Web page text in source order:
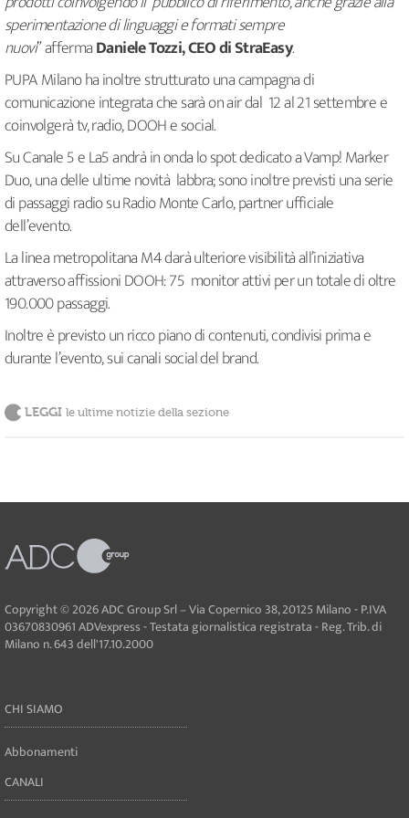
sperimentazione di linguaggi e formati sempre
nuovi”affermaDaniele Tozzi, CEO di StraEasy.
PUPA Milano ha inoltre strutturato una campagna di
comunicazione integrata che sarà on air dal 12 al 21 settembre e
coinvolgerà tv, radio, DOOH e social.
Su Canale 5 e La5 andrà in onda lo spot dedicato a Vamp! Marker
Duo, una delle ultime novità labbra; sono inoltre previsti una serie
di passaggi radio su Radio Monte Carlo, partner ufficiale
dell’evento.
La linea metropolitana M4 darà ulteriore visibilità all’iniziativa
attraverso affissioni DOOH: 75 monitor attivi per un totale di oltre
190.000 passaggi.
Inoltre è previsto un ricco piano di contenuti, condivisi prima e
durante l’evento, sui canali social del brand.
LEGGI le ultime notizie della sezione
Copyright © 2026 ADC Group Srl – Via Copernico 38, 20125 Milano - P.IVA
03670830961 ADVexpress - Testata giornalistica registrata - Reg. Trib. di
Milano n. 643 dell'17.10.2000
CHI SIAMO
Abbonamenti
CANALI